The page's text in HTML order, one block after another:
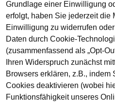
Grundlage einer Einwilligung
erfolgt, haben Sie jederzeit die
Einwilligung zu widerrufen
Daten durch Cookie-
(zusammenfassend als „Opt-
Ihren Widerspruch zunächst
Browsers erklären, z.B., indem
Cookies deaktivieren (wobei
Funktionsfähigkeit unseres